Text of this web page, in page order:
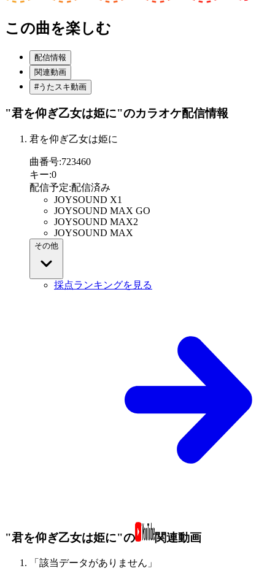
この曲を楽しむ
配信情報
関連動画
#うたスキ動画
"君を仰ぎ乙女は姫に"のカラオケ配信情報
君を仰ぎ乙女は姫に
曲番号:723460
キー:0
配信予定:配信済み
JOYSOUND X1
JOYSOUND MAX GO
JOYSOUND MAX2
JOYSOUND MAX
その他
採点ランキングを見る
"君を仰ぎ乙女は姫に"の 関連動画
「該当データがありません」